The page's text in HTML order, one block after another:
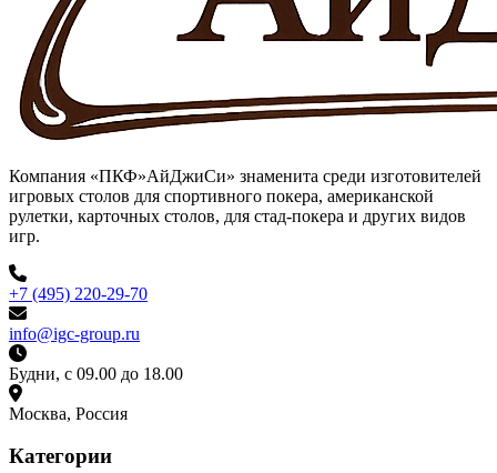
Компания «ПКФ»АйДжиСи» знаменита среди изготовителей
игровых столов для спортивного покера, американской
рулетки, карточных столов, для стад-покера и других видов
игр.
+7 (495) 220-29-70
info@igc-group.ru
Будни, с 09.00 до 18.00
Москва, Россия
Категории